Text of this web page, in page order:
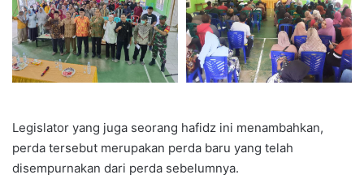
Legislator yang juga seorang hafidz ini menambahkan,
perda tersebut merupakan perda baru yang telah
disempurnakan dari perda sebelumnya.